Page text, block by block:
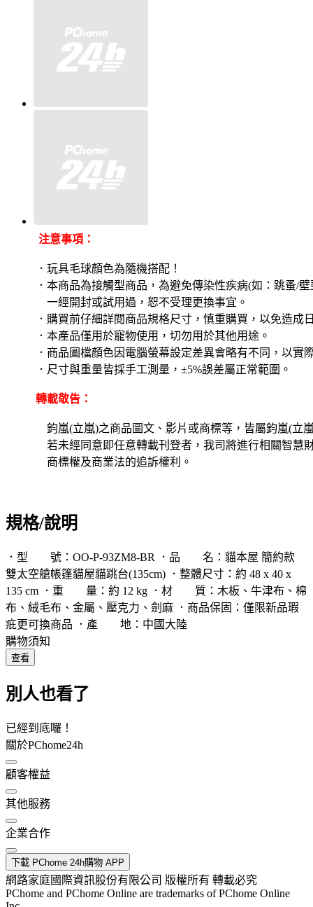
注意事項：
．玩具毛球顏色為隨機搭配！
．本商品為接觸型商品，為避免傳染性疾病(如：跳蚤/
一經開封或試用過，恕不受理更換事宜。
．購買前仔細詳閱商品規格尺寸，慎重購買，以免造成
．本產品僅用於寵物使用，切勿用於其他用途。
．商品圖檔顏色因電腦螢幕設定差異會略有不同，以實
．尺寸與重量皆採手工測量，±5%誤差屬正常範圍。
轉載敬告：
鈞嵐(立嵐)之商品圖文、影片或商標等，皆屬鈞嵐(立
若未經同意即任意轉載刊登者，我司將進行相關智慧
商標權及商業法的追訴權利。
規格/說明
．型 號：OO-P-93ZM8-BR ．品 名：貓本屋 簡約款
雙太空艙帳篷貓屋貓跳台(135cm) ．整體尺寸：約 48 x 40 x
135 cm ．重 量：約 12 kg ．材 質：木板、牛津布、棉
布、絨毛布、金屬、壓克力、劍麻 ．商品保固：僅限新品瑕
疪更可換商品 ．產 地：中國大陸
購物須知
查看
別人也看了
已經到底囉！
關於PChome24h
顧客權益
其他服務
企業合作
下載 PChome 24h購物 APP
網路家庭國際資訊股份有限公司 版權所有 轉載必究
PChome and PChome Online are trademarks of PChome Online